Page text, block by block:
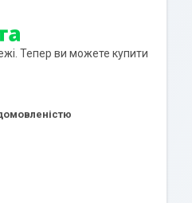
Тепер ви можете купити